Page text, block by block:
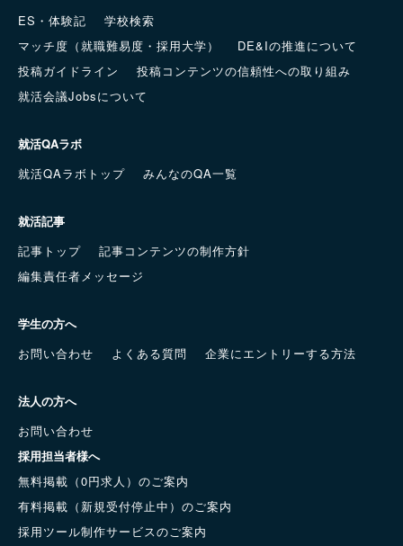
ES・体験記
学校検索
マッチ度（就職難易度・採用大学）
DE&Iの推進について
投稿ガイドライン
投稿コンテンツの信頼性への取り組み
就活会議Jobsについて
就活QAラボ
就活QAラボトップ
みんなのQA一覧
就活記事
記事トップ
記事コンテンツの制作方針
編集責任者メッセージ
学生の方へ
お問い合わせ
よくある質問 企業にエントリーする方法
法人の方へ
お問い合わせ
採用担当者様へ
無料掲載（0円求人）のご案内
有料掲載（新規受付停止中）のご案内
採用ツール制作サービスのご案内